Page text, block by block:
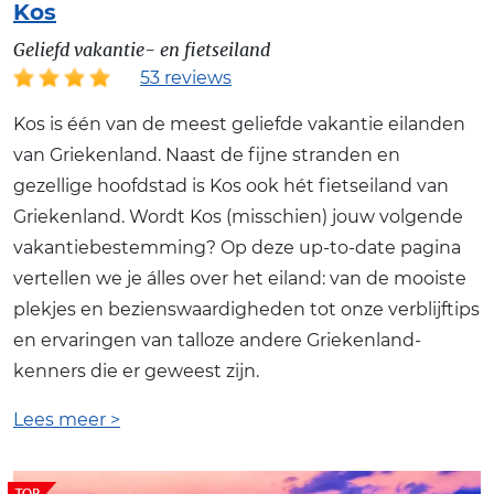
Kos
Geliefd vakantie- en fietseiland
53 reviews
Kos is één van de meest geliefde vakantie eilanden
van Griekenland. Naast de fijne stranden en
gezellige hoofdstad is Kos ook hét fietseiland van
Griekenland. Wordt Kos (misschien) jouw volgende
vakantiebestemming? Op deze up-to-date pagina
vertellen we je álles over het eiland: van de mooiste
plekjes en bezienswaardigheden tot onze verblijftips
en ervaringen van talloze andere Griekenland-
kenners die er geweest zijn.
Lees meer >